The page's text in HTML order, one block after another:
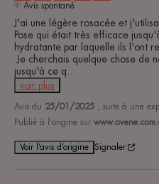
Avis spontané
J'ai une légère rosacée et
Pose qui était très efficace
hydratante par laquelle ils l'ont
jusqu'à ce q
voir plus
Avis du 25/01/2025 , suite à une
Publié à l'origine sur
Voir l’avis d’origine Signaler